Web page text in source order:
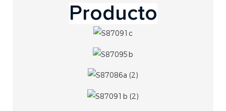
Producto